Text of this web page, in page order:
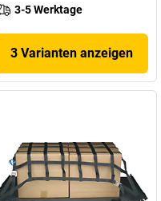
3-5 Werktage
3 Varianten anzeigen